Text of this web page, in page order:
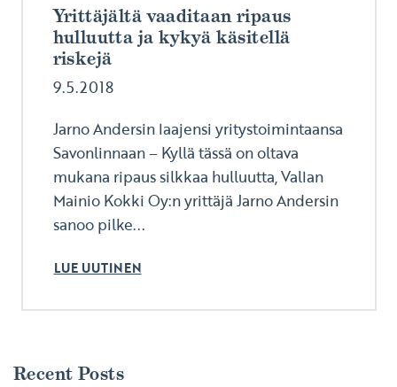
Yrittäjältä vaaditaan ripaus
hulluutta ja kykyä käsitellä
riskejä
9.5.2018
Jarno Andersin laajensi yritystoimintaansa
Savonlinnaan – Kyllä tässä on oltava
mukana ripaus silkkaa hulluutta, Vallan
Mainio Kokki Oy:n yrittäjä Jarno Andersin
sanoo pilke...
LUE UUTINEN
Recent Posts